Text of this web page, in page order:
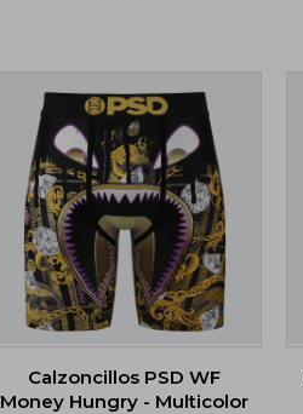
Calzoncillos PSD WF
Money Hungry - Multicolor